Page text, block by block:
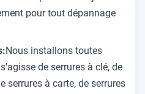
pour tout dépannage
Nous installons toutes
de serrures à clé, de
serrures à carte, de serrures